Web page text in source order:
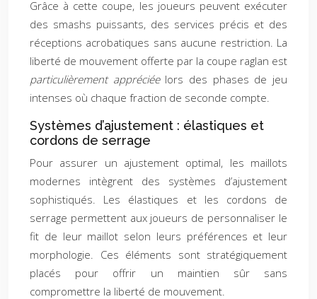
Grâce à cette coupe, les joueurs peuvent exécuter
des smashs puissants, des services précis et des
réceptions acrobatiques sans aucune restriction. La
liberté de mouvement offerte par la coupe raglan est
particulièrement appréciée lors des phases de jeu
intenses où chaque fraction de seconde compte.
Systèmes d’ajustement : élastiques et
cordons de serrage
Pour assurer un ajustement optimal, les maillots
modernes intègrent des systèmes d’ajustement
sophistiqués. Les élastiques et les cordons de
serrage permettent aux joueurs de personnaliser le
fit de leur maillot selon leurs préférences et leur
morphologie. Ces éléments sont stratégiquement
placés pour offrir un maintien sûr sans
compromettre la liberté de mouvement.